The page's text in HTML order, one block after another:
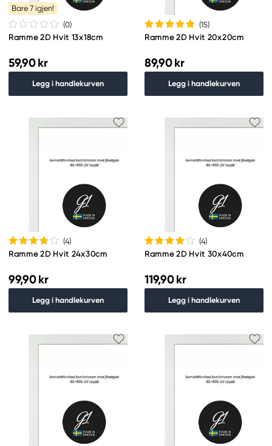
Bare 7 igjen!
(0)
Ramme 2D Hvit 13x18cm
59,90 kr
Legg i handlekurven
(15)
Ramme 2D Hvit 20x20cm
89,90 kr
Legg i handlekurven
(4)
Ramme 2D Hvit 24x30cm
99,90 kr
Legg i handlekurven
(4)
Ramme 2D Hvit 30x40cm
119,90 kr
Legg i handlekurven